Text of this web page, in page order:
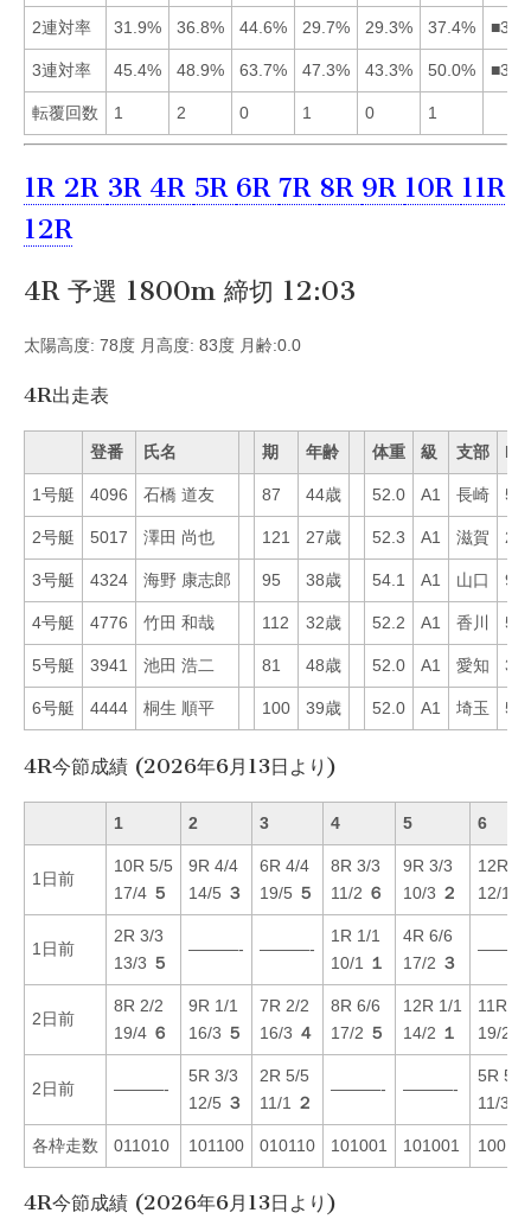
2連対率 31.9% 36.8% 44.6% 29.7% 29.3% 37.4%
3連対率 45.4% 48.9% 63.7% 47.3% 43.3% 50.0%
転覆回数 1 2 0 1 0 1
1R 2R 3R 4R 5R 6R 7R 8R 9R 10R 11R
12R
4R 予選 1800m 締切 12:03
太陽高度: 78度 月高度: 83度 月齢:0.0
4R出走表
登番 氏名 期 年齢 体重 級 支部 Mo
1号艇 4096 石橋 道友 87 44歳 52.0 A1 長崎 50
2号艇 5017 澤田 尚也 121 27歳 52.3 A1 滋賀 22
3号艇 4324 海野 康志郎 95 38歳 54.1 A1 山口 9
4号艇 4776 竹田 和哉 112 32歳 52.2 A1 香川 53
5号艇 3941 池田 浩二 81 48歳 52.0 A1 愛知 36
6号艇 4444 桐生 順平 100 39歳 52.0 A1 埼玉 59
4R今節成績 (2026年6月13日より)
1 2 3 4 5 6
1日前
10R 5/5
17/4 ５
9R 4/4
14/5 ３
6R 4/4
19/5 ５
8R 3/3
11/2 ６
9R 3/3
10/3 ２
12R 1/
12/1
1日前
2R 3/3
13/3 ５
———- ———-
1R 1/1
10/1
１
4R 6/6
17/2 ３
2日前
8R 2/2
19/4 ６
9R 1/1
16/3 ５
7R 2/2
16/3 ４
8R 6/6
17/2 ５
12R 1/1
14/2 １
11R 4/
19/2
2日前 ———-
5R 3/3
12/5 ３
2R 5/5
11/1
２
———- ———-
5R 5/5
11/3
各枠走数 011010 101100 010110 101001 101001
4R今節成績 (2026年6月13日より)